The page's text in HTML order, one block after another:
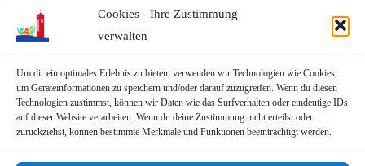
Cookies - Ihre Zustimmung
verwalten
Um dir ein optimales Erlebnis zu bieten, verwenden wir Technologien wie Cookies,
um Geräteinformationen zu speichern und/oder darauf zuzugreifen. Wenn du diesen
Technologien zustimmst, können wir Daten wie das Surfverhalten oder eindeutige IDs
auf dieser Website verarbeiten. Wenn du deine Zustimmung nicht erteilst oder
zurückziehst, können bestimmte Merkmale und Funktionen beeinträchtigt werden.
DRK Blutspende am Mittwoch, den 22.11.2023 in Vilich
(Haus der Begegnung St. Peter Vilich)
Martinszug 2023 3. November 2023
19.10.2023: Rundgang durch Geislar mit Vertretern der FDP
22. Oktober 2023